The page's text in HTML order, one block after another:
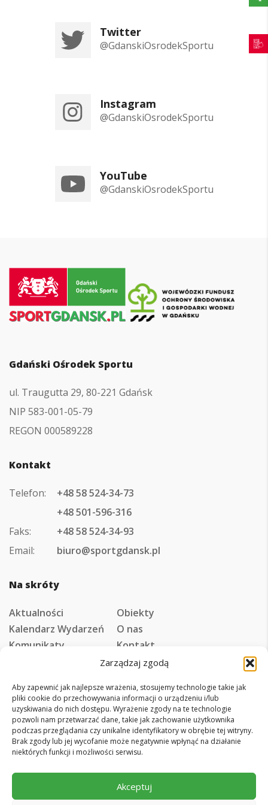
Zarządzaj zgodą
Aby zapewnić jak najlepsze wrażenia, stosujemy technologie takie jak
pliki cookie do przechowywania informacji o urządzeniu i/lub
uzyskiwania do nich dostępu. Wyrażenie zgody na te technologie
pozwoli nam przetwarzać dane, takie jak zachowanie użytkownika
podczas przeglądania czy unikalne identyfikatory w obrębie tej witryny.
Brak zgody lub jej wycofanie może negatywnie wpłynąć na działanie
niektórych funkcji i możliwości serwisu.
Akceptuj
Twitter
@GdanskiOsrodekSportu
Instagram
@GdanskiOsrodekSportu
YouTube
@GdanskiOsrodekSportu
do
strony
głównej
Gdański Ośrodek Sportu
ul. Traugutta 29, 80-221 Gdańsk
NIP 583-001-05-79
REGON 000589228
Kontakt
Telefon:
+48 58 524-34-73
+48 501-596-316
Faks:
+48 58 524-34-93
Email:
biuro@sportgdansk.pl
Na skróty
Aktualności
Obiekty
Kalendarz Wydarzeń
O nas
Komunikaty
Kontakt
© 2026 Gdański Ośrodek Sportu
Regulamin Deklaracja dostępności
Polityka prywatności RODO Mapa serwisu
Projekt i realizacja:Tworzenie stron - Noveo